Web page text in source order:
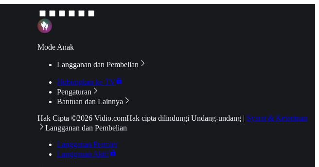
Mode Anak
Langganan dan Pembelian
Hubungkan ke TV
Pengaturan
Bantuan dan Lainnya
Hak Cipta ©2026 Vidio.comHak cipta dilindungi Undang-undang | Syarat & Ketentuan
Langganan dan Pembelian
Langganan Premier
Langganan Aktif